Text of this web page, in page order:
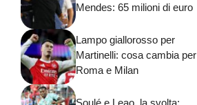
Mendes: 65 milioni di euro
Lampo giallorosso per
Martinelli: cosa cambia per
Roma e Milan
Soulé e Leao, la svolta: